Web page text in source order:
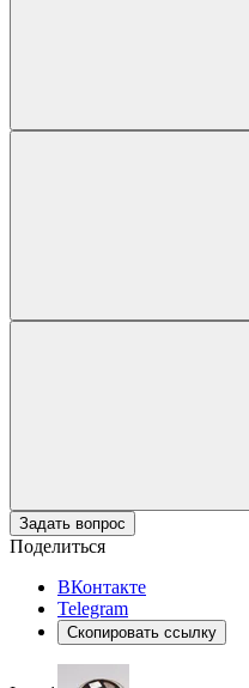
Задать вопрос
Поделиться
ВКонтакте
Telegram
Скопировать ссылку